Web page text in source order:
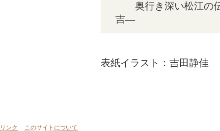
奥行き深い松江の
吉―
表紙イラスト：吉田静佳
リンク このサイトについて